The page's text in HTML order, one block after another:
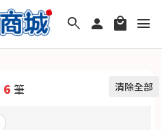
search person local_mall menu
清除全部
6 筆